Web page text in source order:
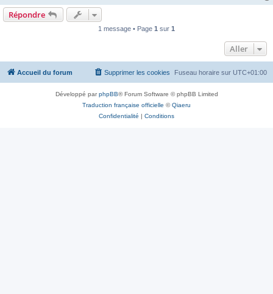
Répondre
1 message • Page 1 sur 1
Aller
Accueil du forum Fuseau horaire sur UTC+01:00
Supprimer les cookies
Développé parphpBB® Forum Software © phpBB Limited
Traduction française officielle ©Qiaeru
Confidentialité | Conditions